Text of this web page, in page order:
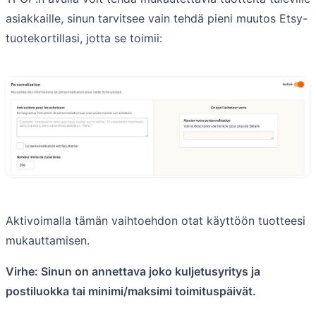
asiakkaille, sinun tarvitsee vain tehdä pieni muutos Etsy-
tuotekortillasi, jotta se toimii:
Aktivoimalla tämän vaihtoehdon otat käyttöön tuotteesi
mukauttamisen.
Virhe: Sinun on annettava joko kuljetusyritys ja
postiluokka tai minimi/maksimi toimituspäivät.